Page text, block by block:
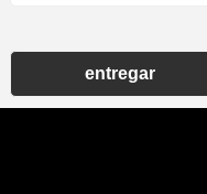
entregar